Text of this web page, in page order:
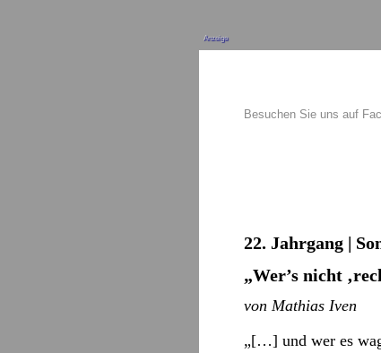
Anzeige
Besuchen Sie uns auf
22. Jahrgang |
„Wer’s nicht
von Mathias Iven
„[…] und wer es